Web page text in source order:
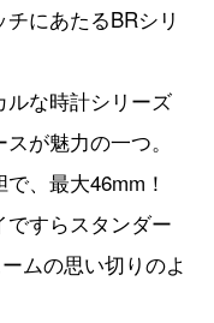
にあたるBRシリ
な時計シリーズ
が魅力の一つ。
、最大46mm！
すらスタンダー
ムの思い切りのよ